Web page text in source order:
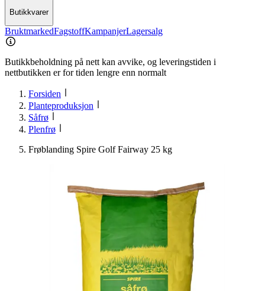
Butikkvarer
BruktmarkedFagstoffKampanjerLagersalg
Butikkbeholdning på nett kan avvike, og leveringstiden i
nettbutikken er for tiden lengre enn normalt
Forsiden
Planteproduksjon
Såfrø
Plenfrø
Frøblanding Spire Golf Fairway 25 kg